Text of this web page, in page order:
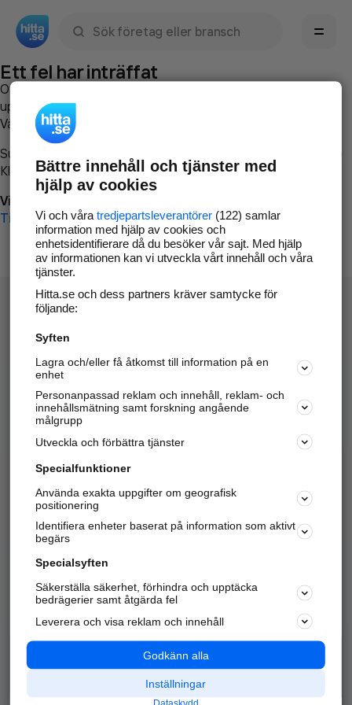
Ett fel har inträffat
Om du vill kan du
uppstod så att vi lättare och snabbare kan avhjälpa det.
Vänligen försök med följande:
Surfa till
Klicka påTillbaka-knappen i webbläsaren och försök igen
Vi beklagar besväret!
Till startsidan
Hitta.se - Gratis nummerupplysning.
Sök företag, personer och platser.
Hitta telefonnummer, adresser, företagsinfo mm.
Marknadsför företaget
Kom igång och annonsera mot
samarbetspartners nära dig.
Alla kategorier
Populära sökningar
API & Kartor
Annonsera
Integritet
Nödnummer
Bättre innehåll och tjänster med
hjälp av cookies
Vi och våra tredjepartsleverantörer(122) samlar
information med hjälp av cookies och
enhetsidentifierare då du besöker vår sajt. Med hjälp
av informationen kan vi utveckla vårt innehåll och våra
tjänster.
Hitta.se och dess partners kräver samtycke för
följande:
Syften
Lagra och/eller få åtkomst till information på en
enhet
Personanpassad reklam och innehåll, reklam- och
innehållsmätning samt forskning angående
målgrupp
Utveckla och förbättra tjänster
Specialfunktioner
Använda exakta uppgifter om geografisk
positionering
Identifiera enheter baserat på information som aktivt
begärs
Specialsyften
Säkerställa säkerhet, förhindra och upptäcka
bedrägerier samt åtgärda fel
Leverera och visa reklam och innehåll
Godkänn alla
Inställningar
Dataskydd